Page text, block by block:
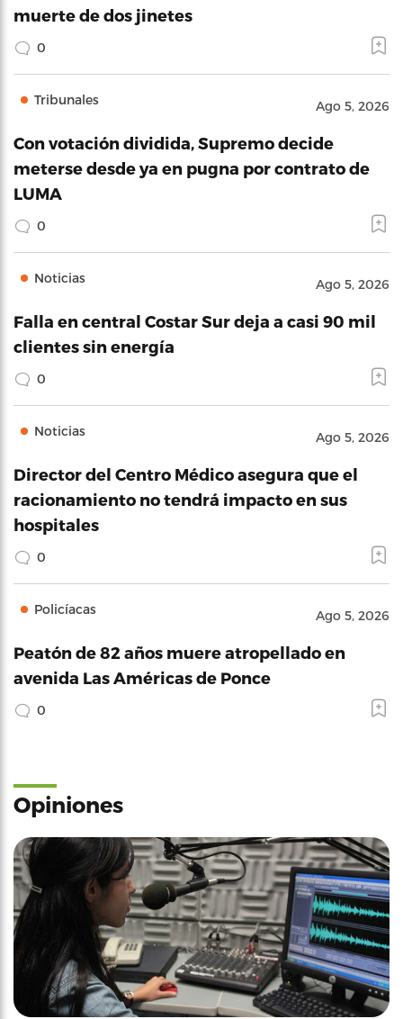
muerte de dos jinetes
0
Tribunales Ago 5, 2026
Con votación dividida, Supremo decide
meterse desde ya en pugna por contrato de
LUMA
0
Noticias Ago 5, 2026
Falla en central Costar Sur deja a casi 90 mil
clientes sin energía
0
Noticias Ago 5, 2026
Director del Centro Médico asegura que el
racionamiento no tendrá impacto en sus
hospitales
0
Policíacas Ago 5, 2026
Peatón de 82 años muere atropellado en
avenida Las Américas de Ponce
0
Opiniones